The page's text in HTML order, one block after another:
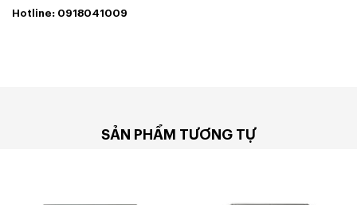
Hotline: 0918041009
SẢN PHẨM TƯƠNG TỰ